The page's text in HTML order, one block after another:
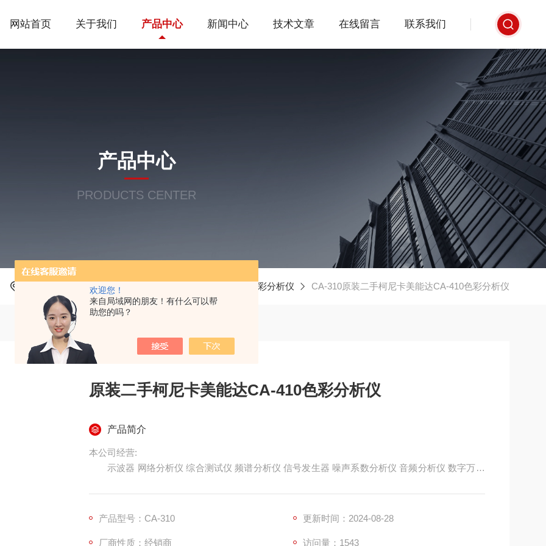
欢迎您！
来自局域网的朋友！有什么可以帮
助您的吗？
网站首页 关于我们 产品中心 新闻中心 技术文章 在线留言 联系我们
产品中心
PRODUCTS CENTER
产品中心 色彩分析仪 CA-310原装二手柯尼卡美能达CA-410色彩分析仪
原装二手柯尼卡美能达CA-410色彩分析仪
产品简介
本公司经营:
示波器 网络分析仪 综合测试仪 频谱分析仪 信号发生器 噪声系数分析仪 音频分析仪 数字万用
析仪 蓝牙综测仪 GPIB卡等
产品型号：CA-310 更新时间：2024-08-28
厂商性质：经销商 访问量：1543